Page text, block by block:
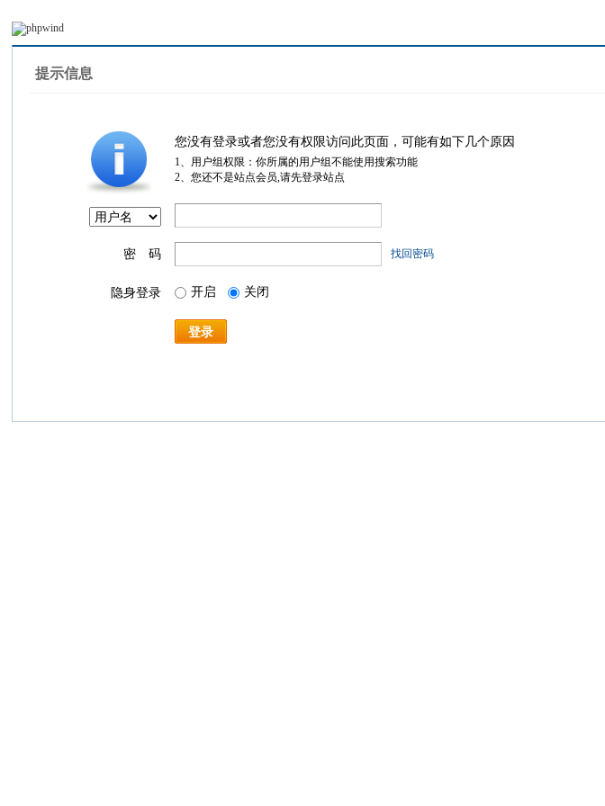
提示信息
您没有登录或者您没有权限访问此页面，可能有如下几个原因
1、用户组权限：你所属的用户组不能使用搜索功能
2、您还不是站点会员,请先登录站点
密 码 找回密码
隐身登录 开启 关闭
登录